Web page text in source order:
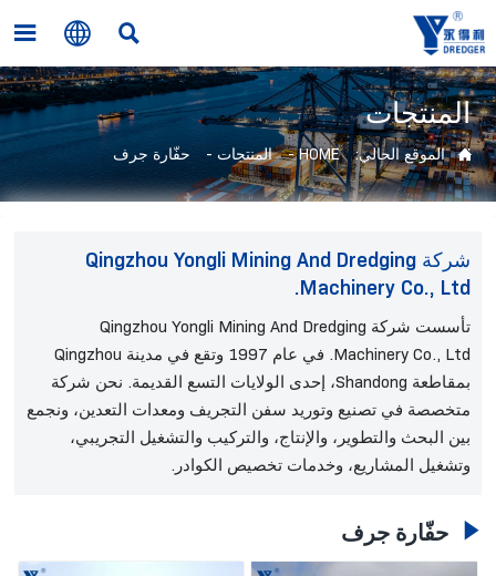



المنتجات
 الموقع الحالي: HOME
- المنتجات - حفّارة جرف
شركة Qingzhou Yongli Mining And Dredging
Machinery Co., Ltd.
تأسست شركة Qingzhou Yongli Mining And Dredging
Machinery Co., Ltd. في عام 1997 وتقع في مدينة Qingzhou
بمقاطعة Shandong، إحدى الولايات التسع القديمة. نحن شركة
متخصصة في تصنيع وتوريد سفن التجريف ومعدات التعدين، ونجمع
بين البحث والتطوير، والإنتاج، والتركيب والتشغيل التجريبي،
وتشغيل المشاريع، وخدمات تخصيص الكوادر.
 حفّارة جرف